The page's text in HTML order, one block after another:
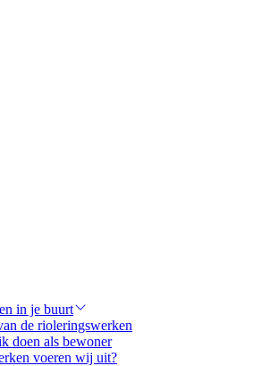
in je buurt
de rioleringswerken
doen als bewoner
voeren wij uit?